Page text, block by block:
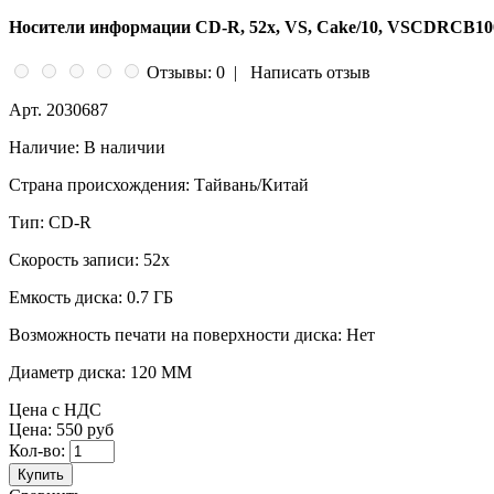
Носители информации CD-R, 52x, VS, Cake/10,
Отзывы: 0 |
Написать отзыв
Арт. 2030687
Наличие: В наличии
Страна происхождения: Тайвань/Китай
Тип: CD-R
Скорость записи: 52x
Емкость диска: 0.7 ГБ
Возможность печати на поверхности диска: Нет
Диаметр диска: 120 ММ
Цена с НДС
Цена: 550 руб
Кол-во:
Купить